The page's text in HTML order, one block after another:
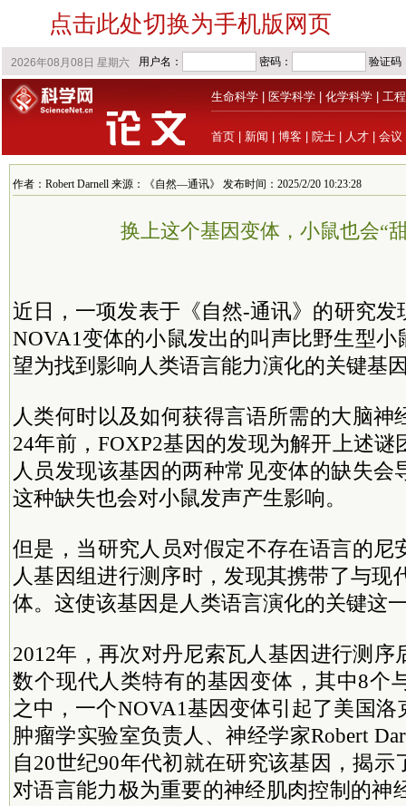
点击此处切换为手机版网页
生命科学 医学科学 化学科学 工
首页 新闻 博客 院士 人才 会议
作者：Robert Darnell 来源：《自然—通讯》 发布时间：2025/2/20 10:23:28
换上这个基因变体，小鼠也会“
近日，一项发表于《自然-通讯》的研究发
NOVA1变体的小鼠发出的叫声比野生型小
望为找到影响人类语言能力演化的关键基
人类何时以及如何获得言语所需的大脑神
24年前，FOXP2基因的发现为解开上述谜
人员发现该基因的两种常见变体的缺失会
这种缺失也会对小鼠发声产生影响。
但是，当研究人员对假定不存在语言的尼
人基因组进行测序时，发现其携带了与现
体。这使该基因是人类语言演化的关键这
2012年，再次对丹尼索瓦人基因进行测序
数个现代人类特有的基因变体，其中8个
之中，一个NOVA1基因变体引起了美国
肿瘤学实验室负责人、神经学家Robert
自20世纪90年代初就在研究该基因，揭示
对语言能力极为重要的神经肌肉控制的神